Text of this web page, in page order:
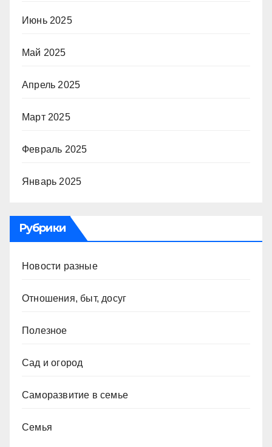
Июнь 2025
Май 2025
Апрель 2025
Март 2025
Февраль 2025
Январь 2025
Рубрики
Новости разные
Отношения, быт, досуг
Полезное
Сад и огород
Саморазвитие в семье
Семья